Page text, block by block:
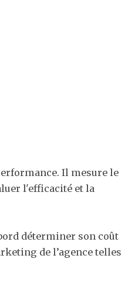
Il mesure le
l'efficacité et la
déterminer son coût
de l’agence telles